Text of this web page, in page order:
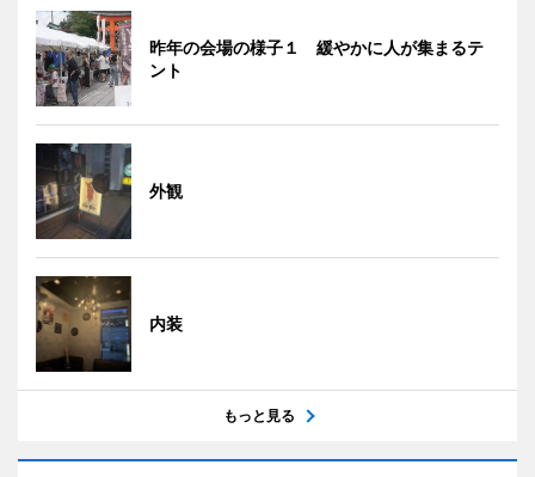
昨年の会場の様子１ 緩やかに人が集まるテ
ント
外観
内装
もっと見る